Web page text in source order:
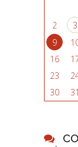
2
3
9
16
23
30
31